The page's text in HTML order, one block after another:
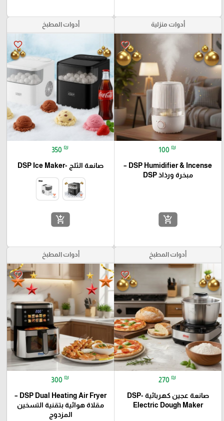
أدوات منزلية
favorite_border
100 ₪
DSP Humidifier & Incense –
مبخرة ورذاذ DSP
add_shopping_cart
أدوات المطبخ
favorite_border
350 ₪
صانعة الثلج -DSP Ice Maker
add_shopping_cart
أدوات المطبخ
favorite_border
270 ₪
صانعة عجين كهربائية -DSP
Electric Dough Maker
أدوات المطبخ
favorite_border
300 ₪
DSP Dual Heating Air Fryer –
مقلاة هوائية بتقنية التسخين
المزدوج